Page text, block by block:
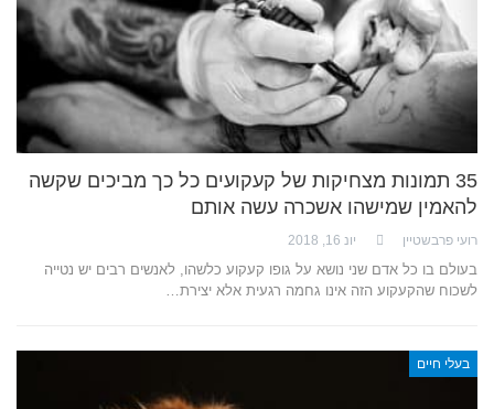
35 תמונות מצחיקות של קעקועים כל כך מביכים שקשה
להאמין שמישהו אשכרה עשה אותם
רועי פרבשטיין יונ 16, 2018
בעולם בו כל אדם שני נושא על גופו קעקוע כלשהו, לאנשים רבים יש נטייה
לשכוח שהקעקוע הזה אינו גחמה רגעית אלא יצירת…
בעלי חיים